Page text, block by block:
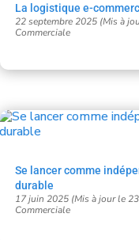
La logistique e-
22 septembre 2025 (Mis à
Commerciale
Se lancer comme
durable
17 juin 2025 (Mis à jour le
Commerciale